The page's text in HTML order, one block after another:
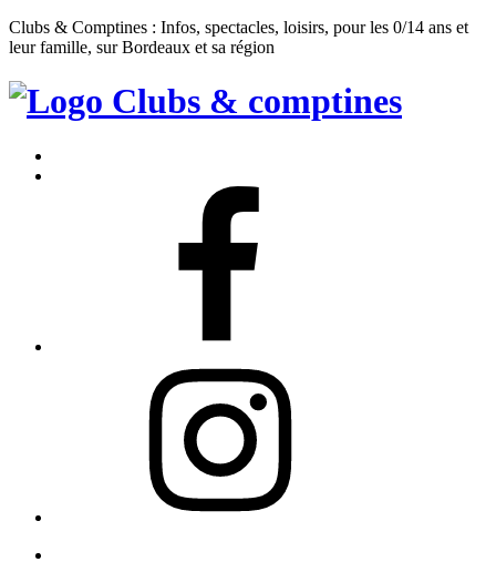
Clubs & Comptines : Infos, spectacles, loisirs, pour les 0/14 ans et
leur famille, sur Bordeaux et sa région
Clubs
Comptines